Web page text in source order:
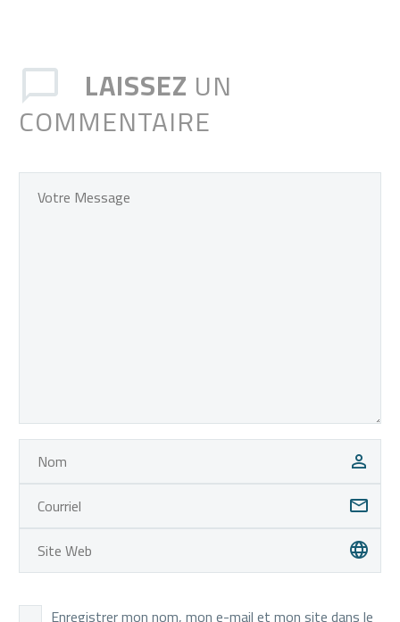
quis nostrud exercitation
ullamco laboris nisi ut
aliquip ex ea commodo
doloremque laudantium,
Nemo enim ipsam
sit aspernatur aut odit
LAISSEZ UN
COMMENTAIRE